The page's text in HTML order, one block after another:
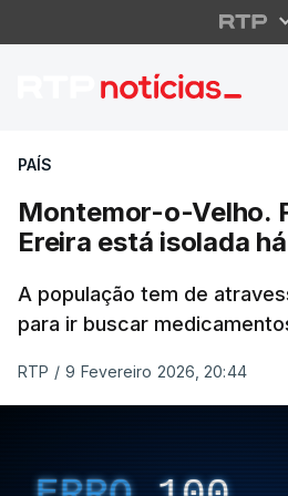
Montemor-
PAÍS
Montemor-o-Velho.
Ereira está isolada
A população tem de
para ir buscar
RTP / 9 Fevereiro 2026, 20:44